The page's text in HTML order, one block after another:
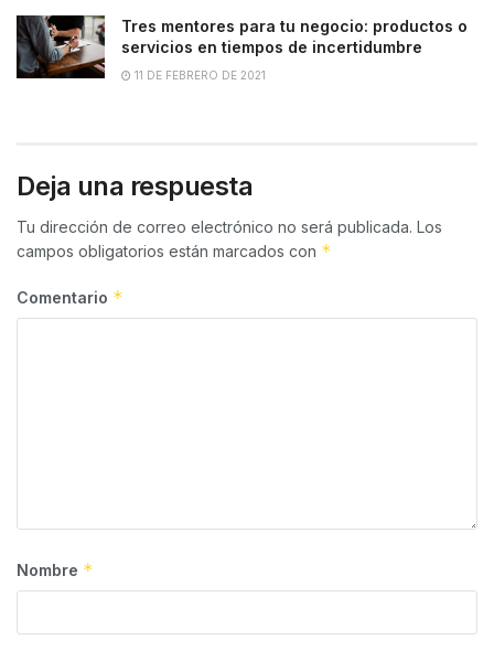
Tres mentores para tu negocio: productos o
servicios en tiempos de incertidumbre
11 DE FEBRERO DE 2021
Deja una respuesta
Tu dirección de correo electrónico no será publicada. Los
campos obligatorios están marcados con *
Comentario *
Nombre *